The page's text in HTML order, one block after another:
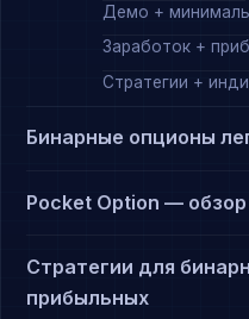
Демо +
Заработок +
Стратегии +
Бинарные опционы
Pocket Option —
Стратегии для
прибыльных